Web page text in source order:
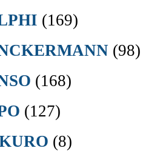
(169)
(98)
(168)
(127)
(8)